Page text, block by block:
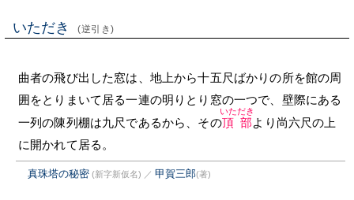
いただき (逆引き)
曲者の飛び出した窓は、地上から十五尺ばかりの所を館の周
囲をとりまいて居る一連の明りとり窓の一つで、壁際にある
一列の陳列棚は九尺であるから、その頂部
いただき
より尚六尺の上
に開かれて居る。
真珠塔の秘密 (新字新仮名) ／ 甲賀三郎(著)